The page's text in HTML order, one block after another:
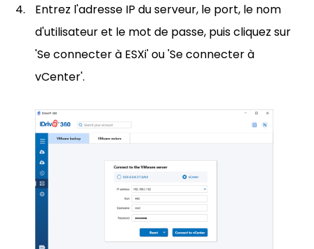
Entrez l'adresse IP du serveur, le port, le nom
d'utilisateur et le mot de passe, puis cliquez sur
'Se connecter à ESXi' ou 'Se connecter à
vCenter'.